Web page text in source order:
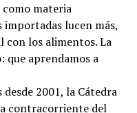
materia
importadas lucen más,
con los alimentos. La
que aprendamos a
2001, la Cátedra
contracorriente del